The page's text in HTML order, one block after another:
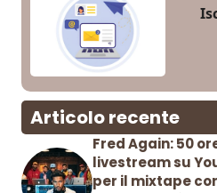
Articolo recente
Fred Again: 50
livestream su
per il mixtape